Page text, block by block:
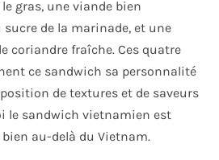
gras, une viande bien
de la marinade, et une
coriandre fraîche. Ces quatre
ce sandwich sa personnalité
de textures et de saveurs
le sandwich vietnamien est
au-delà du Vietnam.